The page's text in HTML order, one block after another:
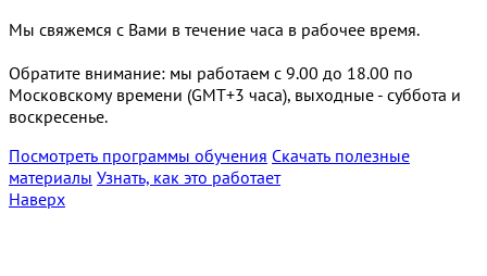
Мы свяжемся с Вами в течение часа в рабочее время.
Обратите внимание: мы работаем с 9.00 до 18.00 по
Московскому времени (GMT+3 часа), выходные - суббота и
воскресенье.
Посмотреть программы обучения Скачать полезные
материалы Узнать, как это работает
Наверх